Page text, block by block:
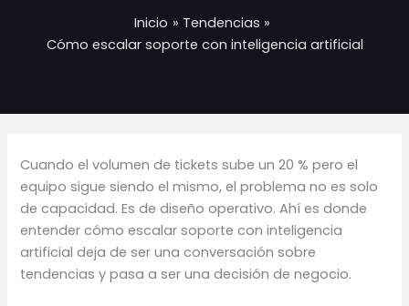
Inicio
Tendencias
Cómo escalar soporte con inteligencia artificial
Cuando el volumen de tickets sube un 20 % pero el
equipo sigue siendo el mismo, el problema no es solo
de capacidad. Es de diseño operativo. Ahí es donde
entender cómo escalar soporte con inteligencia
artificial deja de ser una conversación sobre
tendencias y pasa a ser una decisión de negocio.